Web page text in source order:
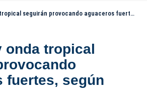
seguirán provocando aguaceros fuertes, según Indomet
onda tropical
fuertes, según